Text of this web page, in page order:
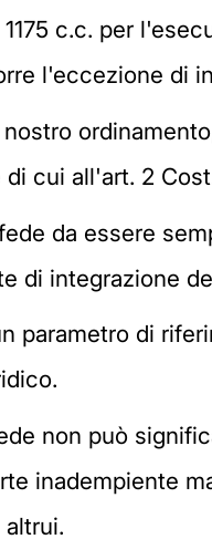
c.c. per
l'eccezione di
cui all'art. 2
da essere
di integrazione
parametro di
non può
inadempiente